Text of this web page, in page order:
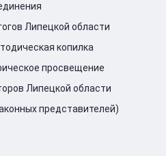
Липецкой области
копилка
просвещение
Липецкой области
представителей)